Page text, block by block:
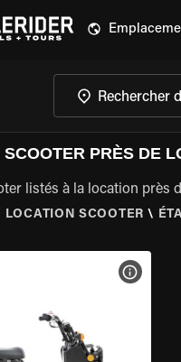
SCOOTER PRÈS DE
listés à la location près
LOCATION SCOOTER \
VOIR